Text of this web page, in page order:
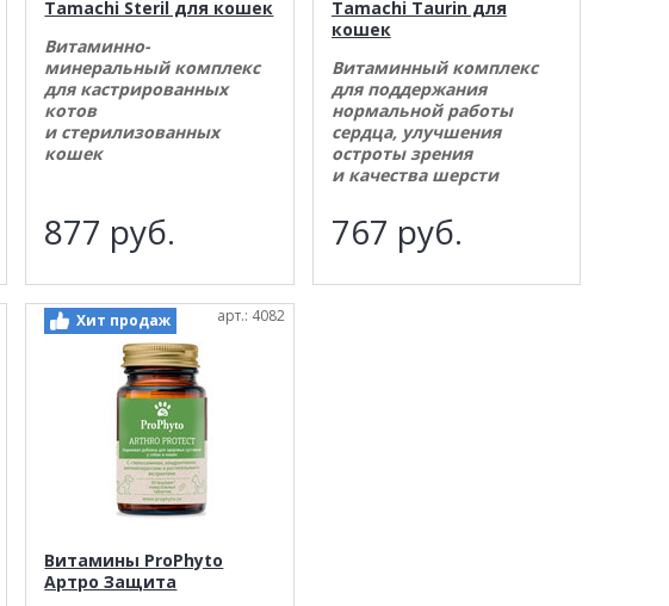
Tamachi Steril для кошек
Витаминно-
минеральный комплекс
для кастрированных
котов
и стерилизованных
кошек
877 руб.
Tamachi Taurin для
кошек
Витаминный комплекс
для поддержания
нормальной работы
сердца, улучшения
остроты зрения
и качества шерсти
767 руб.
Хит продаж арт.: 4082
Витамины ProPhyto
Артро Защита